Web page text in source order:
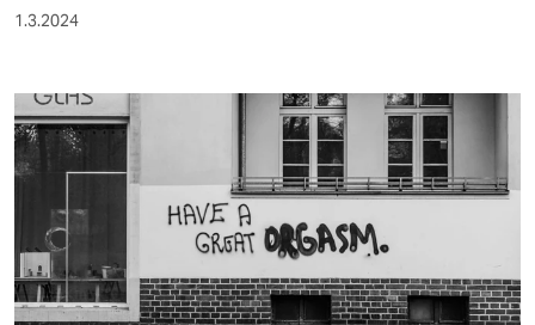
1.3.2024